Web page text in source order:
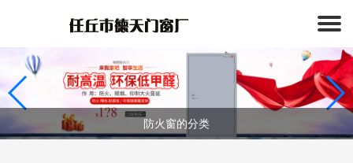
钢制防火窗起到的作用？
防火窗安装要求
防火窗的分类